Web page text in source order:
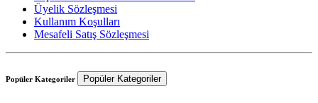
Üyelik Sözleşmesi
Kullanım Koşulları
Mesafeli Satış Sözleşmesi
Popüler Kategoriler Popüler Kategoriler